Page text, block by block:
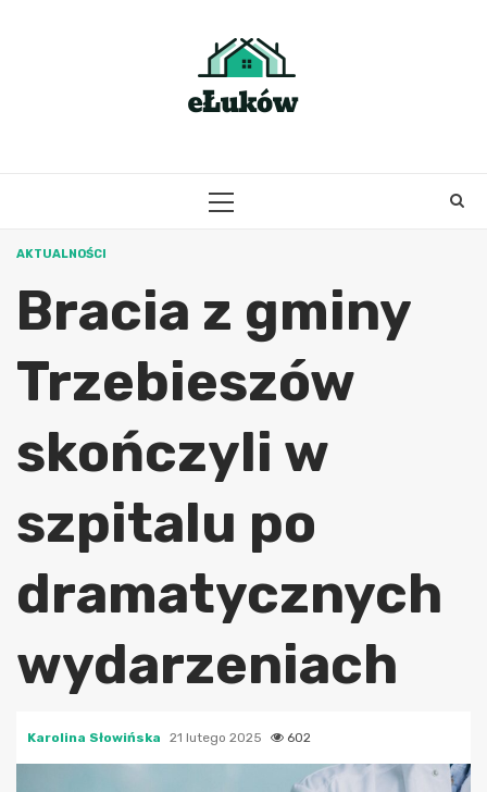
PRIMARY
AKTUALNOŚCI
Bracia z gminy
Trzebieszów
skończyli w
szpitalu po
dramatycznych
wydarzeniach
Karolina Słowińska 21 lutego 2025 602